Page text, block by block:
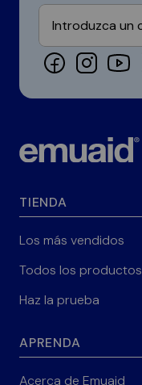
TIENDA
Los más vendidos
Todos los productos
Haz la prueba
APRENDA
Acerca de Emuaid